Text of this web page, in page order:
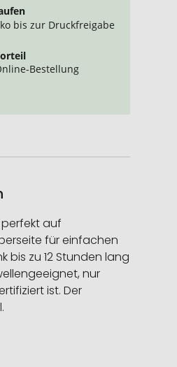
bis zur Druckfreigabe
Bestellung
auf
für einfachen
zu 12 Stunden lang
nur
ist. Der